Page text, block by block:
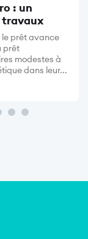
: un
travaux
le prêt avance
prêt
modestes à
dans leur...